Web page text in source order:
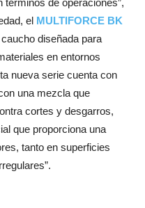
de operaciones”,
el MULTIFORCE BK
diseñada para
en entornos
nueva serie cuenta con
una mezcla que
cortes y desgarros,
que proporciona una
tanto en superficies